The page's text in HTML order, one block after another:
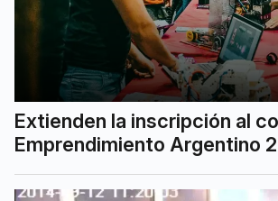
Extienden la inscripción al
Emprendimiento Argentino